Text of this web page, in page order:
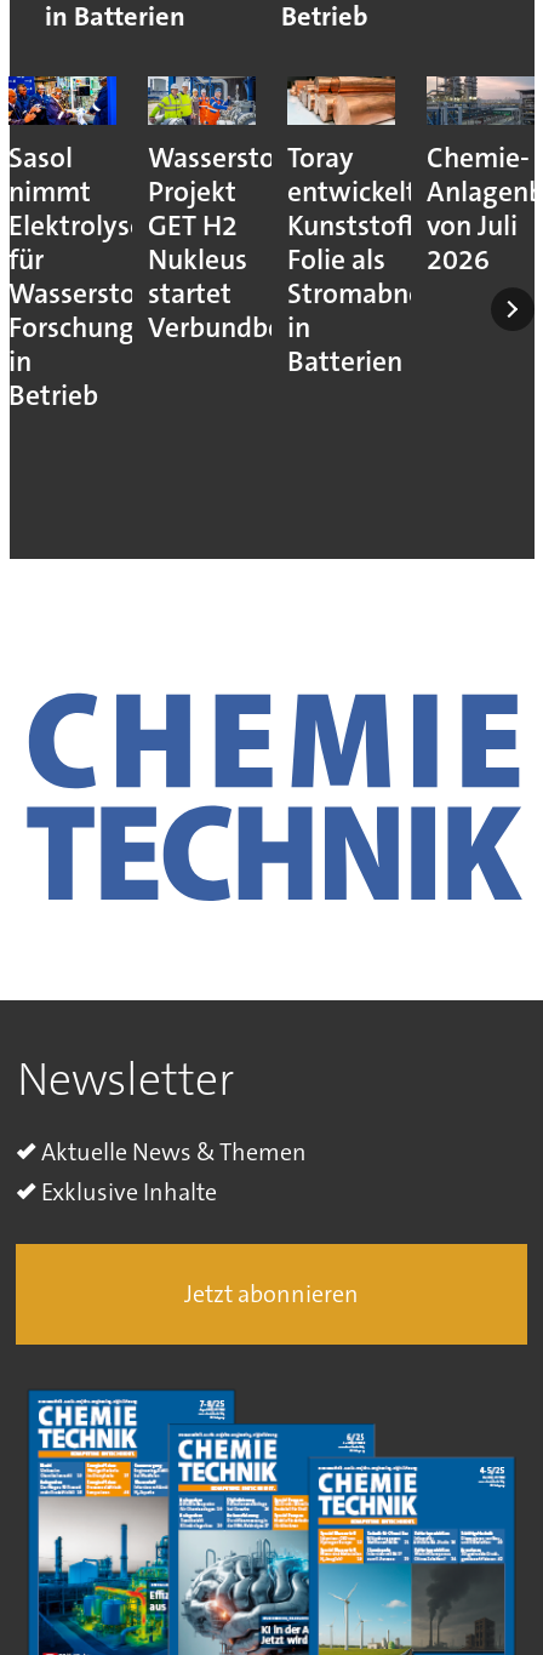
in Batterien
Betrieb
Sasol
nimmt
Elektrolyseur
für
Wasserstoff-
Forschung
in
Betrieb
Wasserstoff-
Projekt
GET H2
Nukleus
startet
Verbundbetrieb
Toray
entwickelt
Kunststoff-
Folie als
Stromabnehmer
in
Batterien
Chemie-
von Juli
2026
Newsletter
Aktuelle News & Themen
Exklusive Inhalte
Jetzt abonnieren